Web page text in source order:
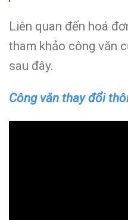
Liên quan đến hoá
tham khảo công văn
sau đây.
Công văn thay đổi